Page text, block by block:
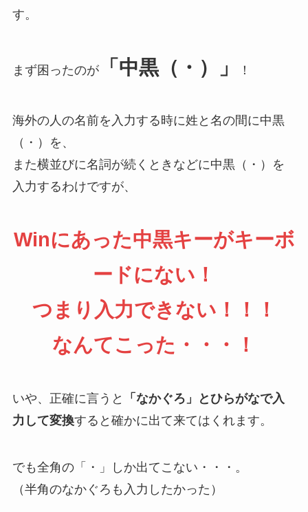
す。
まず困ったのが「中黒（・）」 ！
海外の人の名前を入力する時に姓と名の間に中黒
（・）を、
また横並びに名詞が続くときなどに中黒（・）を
入力するわけですが、
Winにあった中黒キーがキーボ
ードにない！
つまり入力できない！！！
なんてこった・・・！
いや、正確に言うと
「なかぐろ」とひらがなで入
力して変換すると確かに出て来てはくれます。
でも全角の「・」しか出てこない・・・。
（半角のなかぐろも入力したかった）